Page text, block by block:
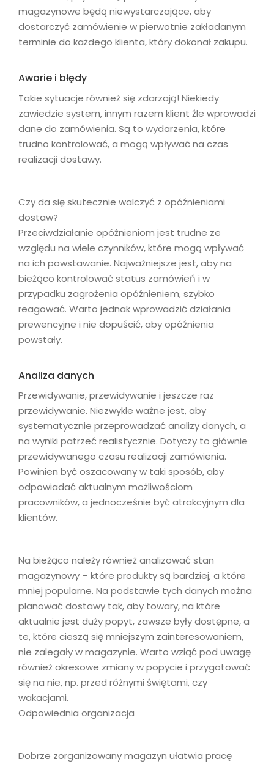
magazynowe będą niewystarczające, aby
dostarczyć zamówienie w pierwotnie zakładanym
terminie do każdego klienta, który dokonał zakupu.
Awarie i błędy
Takie sytuacje również się zdarzają! Niekiedy
zawiedzie system, innym razem klient źle wprowadzi
dane do zamówienia. Są to wydarzenia, które
trudno kontrolować, a mogą wpływać na czas
realizacji dostawy.
Czy da się skutecznie walczyć z opóźnieniami
dostaw?
Przeciwdziałanie opóźnieniom jest trudne ze
względu na wiele czynników, które mogą wpływać
na ich powstawanie. Najważniejsze jest, aby na
bieżąco kontrolować status zamówień i w
przypadku zagrożenia opóźnieniem, szybko
reagować. Warto jednak wprowadzić działania
prewencyjne i nie dopuścić, aby opóźnienia
powstały.
Analiza danych
Przewidywanie, przewidywanie i jeszcze raz
przewidywanie. Niezwykle ważne jest, aby
systematycznie przeprowadzać analizy danych, a
na wyniki patrzeć realistycznie. Dotyczy to głównie
przewidywanego czasu realizacji zamówienia.
Powinien być oszacowany w taki sposób, aby
odpowiadać aktualnym możliwościom
pracowników, a jednocześnie być atrakcyjnym dla
klientów.
Na bieżąco należy również analizować stan
magazynowy – które produkty są bardziej, a które
mniej popularne. Na podstawie tych danych można
planować dostawy tak, aby towary, na które
aktualnie jest duży popyt, zawsze były dostępne, a
te, które cieszą się mniejszym zainteresowaniem,
nie zalegały w magazynie. Warto wziąć pod uwagę
również okresowe zmiany w popycie i przygotować
się na nie, np. przed różnymi świętami, czy
wakacjami.
Odpowiednia organizacja
Dobrze zorganizowany magazyn ułatwia pracę